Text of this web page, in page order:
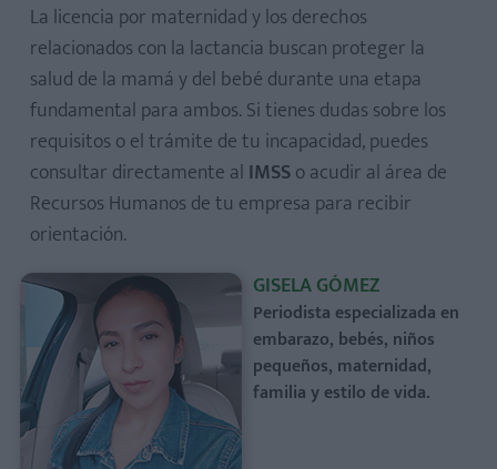
La licencia por maternidad y los derechos
relacionados con la lactancia buscan proteger la
salud de la mamá y del bebé durante una etapa
fundamental para ambos. Si tienes dudas sobre los
requisitos o el trámite de tu incapacidad, puedes
consultar directamente al IMSSo acudir al área de
Recursos Humanos de tu empresa para recibir
orientación.
GISELA GÓMEZ
Periodista especializada en
embarazo, bebés, niños
pequeños, maternidad,
familia y estilo de vida.